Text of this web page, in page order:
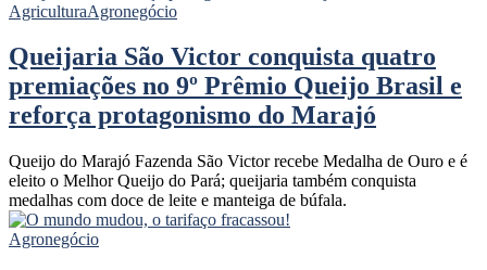
AgriculturaAgronegócio
Queijaria São Victor conquista quatro
premiações no 9º Prêmio Queijo Brasil e
reforça protagonismo do Marajó
Queijo do Marajó Fazenda São Victor recebe Medalha de Ouro e é
eleito o Melhor Queijo do Pará; queijaria também conquista
medalhas com doce de leite e manteiga de búfala.
Agronegócio